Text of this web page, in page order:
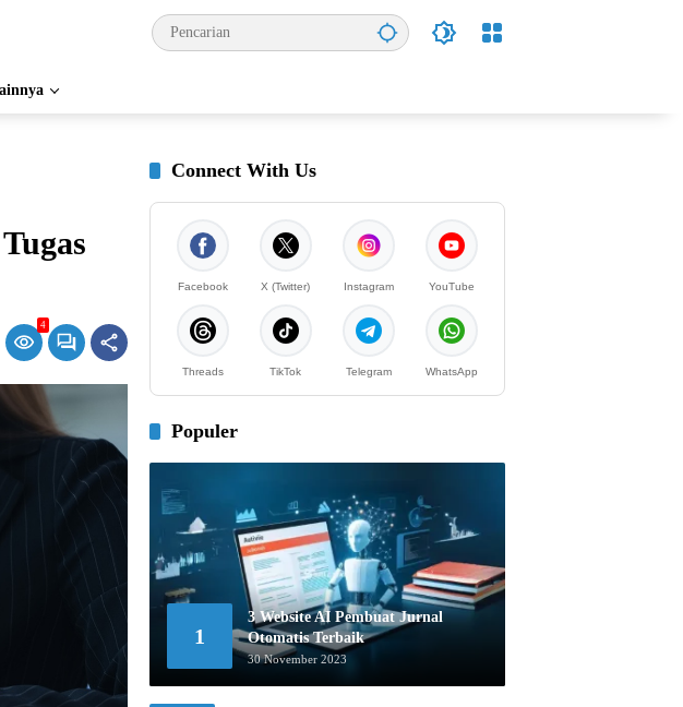
4
Connect With Us
Facebook X (Twitter) Instagram YouTube
Threads TikTok Telegram WhatsApp
Populer
1
3 Website AI Pembuat Jurnal
Otomatis Terbaik
30 November 2023